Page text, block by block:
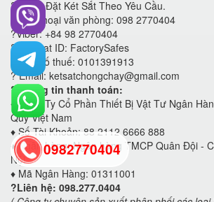
?Nhận Đặt Két Sắt Theo Yêu Cầu.
?Điện thoại văn phòng: 098 2770404
?Viber: +84 98 2770404
?WeChat ID: FactorySafes
✍️Mã số thuế: 0101391913
? Email: ketsatchongchay@gmail.com
?Thông tin thanh toán:
♦️Công Ty Cổ Phần Thiết Bị Vật Tư Ngân
Qũy Việt Nam
♦️ Số Tài Khoản: 88 2112 6666 888
♦️Ngân hàng: Ngân hàng TMCP Quân Đội -
Nội
♦️ Mã Ngân Hàng: 01311001
?Liên hệ: 098.277.0404
0982770404